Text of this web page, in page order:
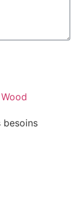
besoins